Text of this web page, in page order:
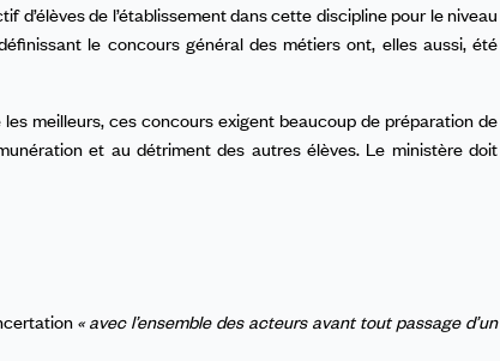
d’élèves de l’établissement dans cette discipline pour le niveau
le concours général des métiers ont, elles aussi, été
meilleurs, ces concours exigent beaucoup de préparation de
et au détriment des autres élèves. Le ministère doit
« avec l’ensemble des acteurs avant tout passage d’un